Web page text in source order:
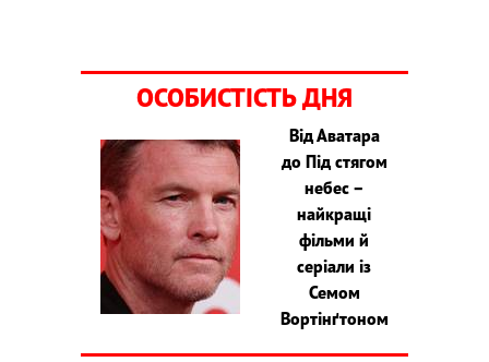
ОСОБИСТІСТЬ ДНЯ
Від Аватара
до Під стягом
небес –
найкращі
фільми й
серіали із
Семом
Вортінґтоном